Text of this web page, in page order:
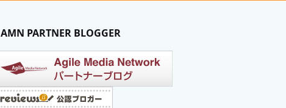
AMN PARTNER BLOGGER